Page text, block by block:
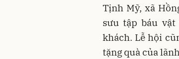
Tịnh Mỹ, xã
sưu tập báu
khách. Lễ hội
tặng quà của